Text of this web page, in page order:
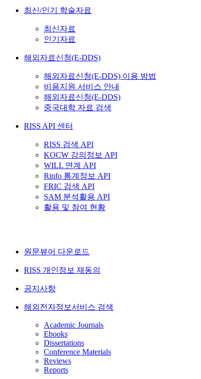
최신/인기 학술자료
최신자료
인기자료
해외자료신청(E-DDS)
해외자료신청(E-DDS) 이용 방법
비용지원 서비스 안내
해외자료신청(E-DDS)
중국대학 자료 검색
RISS API 센터
RISS 검색 API
KOCW 강의정보 API
WILL 연계 API
Rinfo 통계정보 API
FRIC 검색 API
SAM 분석활용 API
활용 및 참여 현황
원문뷰어 다운로드
RISS 개인정보 재동의
공지사항
해외전자정보서비스 검색
Academic Journals
Ebooks
Dissertations
Conference Materials
Reviews
Reports